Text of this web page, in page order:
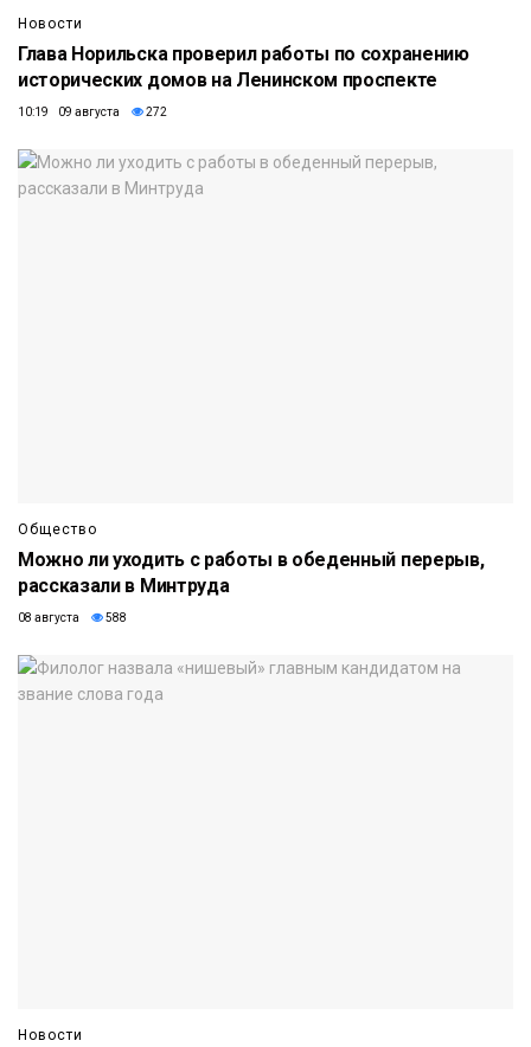
Новости
Глава Норильска проверил работы по сохранению
исторических домов на Ленинском проспекте
10:19 09 августа 272
Общество
Можно ли уходить с работы в обеденный перерыв,
рассказали в Минтруда
08 августа 588
Новости